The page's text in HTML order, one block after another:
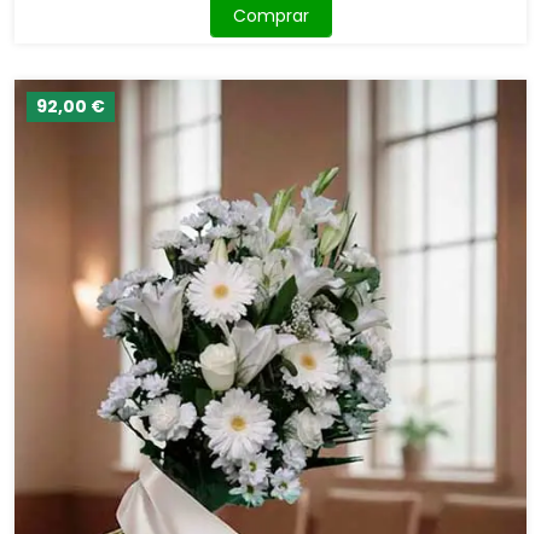
Comprar
92,00 €